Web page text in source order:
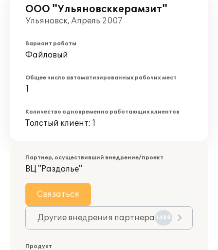
ООО "Ульяновсккерамзит"
Ульяновск, Апрель 2007
Вариант работы
Файловый
Общее число автоматизированных рабочих мест
1
Количество одновременно работающих клиентов
Толстый клиент: 1
Партнер, осуществивший внедрение/проект
ВЦ "Раздолье"
Связаться
Другие внедрения партнера 1489
Продукт